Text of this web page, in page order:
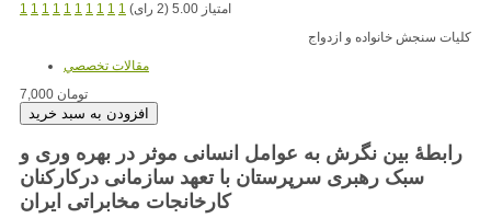
1 1 1 1 1 1 1 1 1 1
امتیاز 5.00 (2 رای)
کلیات سنجش خانواده و ازدواج
مقالات تخصصي
7,000 تومان
رابطۀ بین نگرش به عوامل انسانی موثر در بهره وری و
سبک رهبری سرپرستان با تعهد سازمانی درکارکنان
کارخانجات مخابراتی ایران